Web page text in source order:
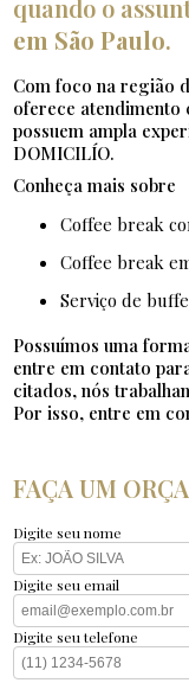
quando o
em São Paulo.
Com foco na região
oferece
possuem ampla
DOMICILÍO.
Conheça mais sobre
coffee break
coffee break
serviço de
Possuímos uma
entre em contato
citados, nós
Por isso, entre em
FAÇA UM
Digite seu nome
Digite seu email
Digite seu telefone